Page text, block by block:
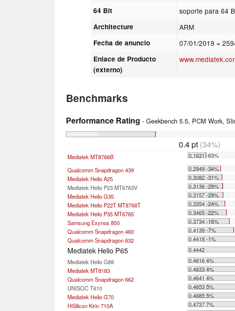
64 Bit soporte para 64
Architecture ARM
Fecha de anuncio 07/01/2019 =
Enlace de Producto
(externo)
Benchmarks
Performance Rating - Geekbench 5.5, PCM Work,
0.4 pt (34%)
Mediatek MT8766B 0.1631 -63%
Qualcomm Snapdragon 439
0.2949 -34%
Mediatek Helio A25
0.3082 -31%
Mediatek Helio P23 MT6763V
0.3136 -29%
Mediatek Helio G35
0.3157 -29%
Mediatek Helio P22T MT8768T
0.3354 -24%
Mediatek Helio P35 MT6765
0.3465 -22%
Samsung Exynos 850
0.3734 -16%
Qualcomm Snapdragon 460
0.4139 -7%
Qualcomm Snapdragon 632
0.4418 -1%
Mediatek Helio P65
0.4442
Mediatek Helio G88
0.4616 4%
Mediatek MT8183
0.4633 4%
Qualcomm Snapdragon 662
0.4641 4%
UNISOC T610
0.4653 5%
Mediatek Helio G70
0.4685 5%
HiSilicon Kirin 710A
0.4737 7%